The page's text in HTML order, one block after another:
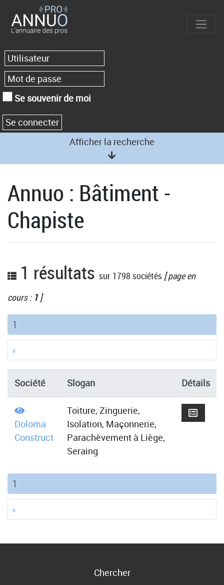
Se souvenir de moi
Afficher la recherche
Annuo : Bâtiment -
Chapiste
1 résultats sur 1798 sociétés [ page en
cours : 1]
1
»
Société Slogan Détails
Doloma
Construct
Toiture, Zinguerie,
Isolation, Maçonnerie,
Parachèvement à Liège,
Seraing
1
»
Chercher